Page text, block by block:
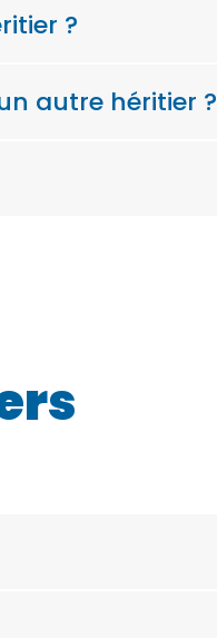
?
autre héritier ?